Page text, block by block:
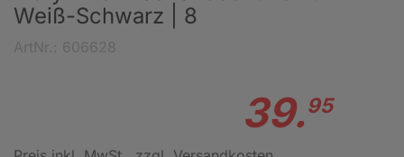
Weiß-Schwarz | 8
39.95